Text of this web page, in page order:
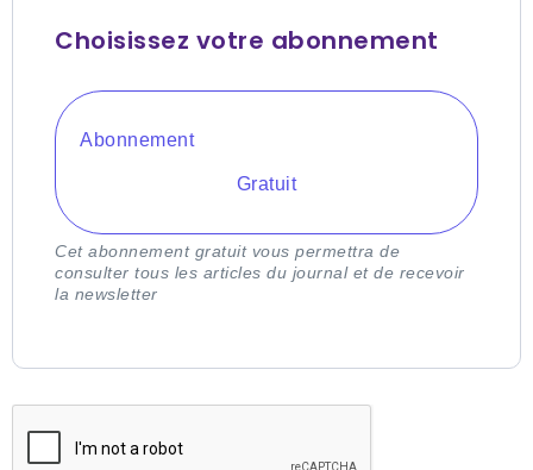
Choisissez votre abonnement
Abonnement
Gratuit
Cet abonnement gratuit vous permettra de
consulter tous les articles du journal et de recevoir
la newsletter